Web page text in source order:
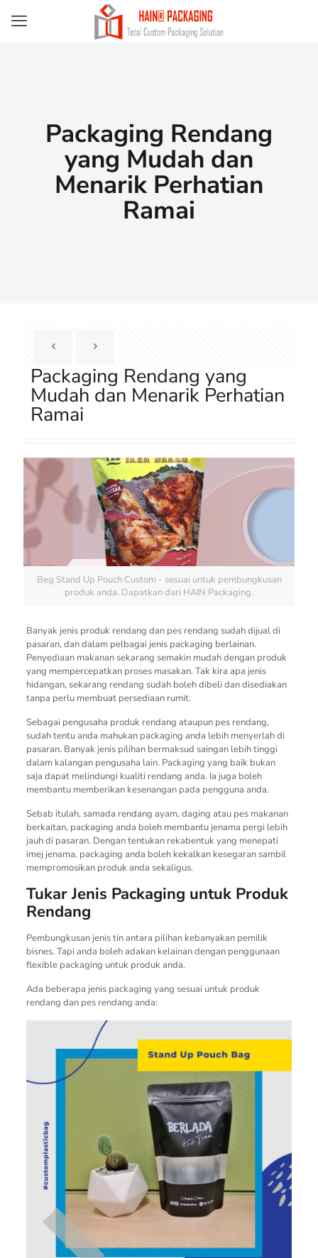
Packaging Rendang
yang Mudah dan
Menarik Perhatian
Ramai
Packaging Rendang yang
Mudah dan Menarik Perhatian
Ramai
Beg Stand Up Pouch Custom - sesuai untuk pembungkusan
produk anda. Dapatkan dari HAIN Packaging.
Banyak jenis produk rendang dan pes rendang sudah dijual di
pasaran, dan dalam pelbagai jenis packaging berlainan.
Penyediaan makanan sekarang semakin mudah dengan produk
yang mempercepatkan proses masakan. Tak kira apa jenis
hidangan, sekarang rendang sudah boleh dibeli dan disediakan
tanpa perlu membuat persediaan rumit.
Sebagai pengusaha produk rendang ataupun pes rendang,
sudah tentu anda mahukan packaging anda lebih menyerlah di
pasaran. Banyak jenis pilihan bermaksud saingan lebih tinggi
dalam kalangan pengusaha lain. Packaging yang baik bukan
saja dapat melindungi kualiti rendang anda. Ia juga boleh
membantu memberikan kesenangan pada pengguna anda.
Sebab itulah, samada rendang ayam, daging atau pes makanan
berkaitan, packaging anda boleh membantu jenama pergi lebih
jauh di pasaran. Dengan tentukan rekabentuk yang menepati
imej jenama, packaging anda boleh kekalkan kesegaran sambil
mempromosikan produk anda sekaligus.
Tukar Jenis Packaging untuk Produk
Rendang
Pembungkusan jenis tin antara pilihan kebanyakan pemilik
bisnes. Tapi anda boleh adakan kelainan dengan penggunaan
flexible packaging untuk produk anda.
Ada beberapa jenis packaging yang sesuai untuk produk
rendang dan pes rendang anda: